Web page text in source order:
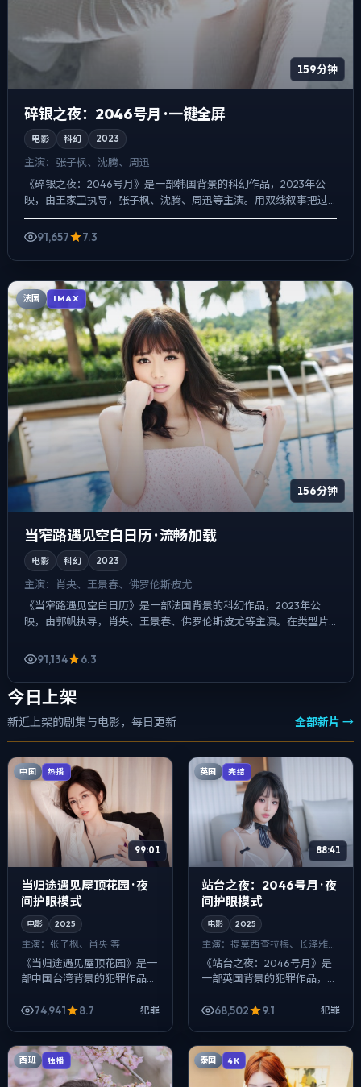
159分钟
碎银之夜：2046号月 · 一键全屏
电影 科幻 2023
主演： 张子枫、沈腾、周迅
《碎银之夜：2046号月》是一部韩国背景的科幻作品，2023年公
映，由王家卫执导，张子枫、沈腾、周迅等主演。用双线叙事把过
去与现在拧成一股绳，一场意外成为切口，牵出家庭、职场与...
91,657
7.3
法国 IMAX
156分钟
当窄路遇见空白日历 · 流畅加载
电影 科幻 2023
主演：
肖央、王景春、佛罗伦斯·皮尤
《当窄路遇见空白日历》是一部法国背景的科幻作品，2023年公
映，由郭帆执导，肖央、王景春、佛罗伦斯·皮尤等主演。在类型片
91,134
6.3
今日上架
新近上架的剧集与电影，每日更新 全部新片 →
中国 热播
99:01
当归途遇见屋顶花园 · 夜
间护眼模式
电影 2025
主演： 张子枫、肖央 等
《当归途遇见屋顶花园》是一
部中国台湾背景的犯罪作品，
2025年公映，由洪常秀执
导，张子枫、肖央、姜武等主
74,941 8.7 犯罪
英国 完结
88:41
站台之夜：2046号月 · 夜
间护眼模式
电影 2025
主演： 提莫西·查拉梅、长泽雅美
等
《站台之夜：2046号月》是
一部英国背景的犯罪作品，
2025年公映，由郭帆执导，
提莫西·查拉梅、长泽雅美、章
68,502 9.1 犯罪
西班 独播 泰国 4K